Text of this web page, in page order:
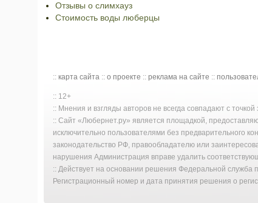
Отзывы о слимхауз
Стоимость воды люберцы
:: карта сайта :: о проекте :: реклама на сайте ::
:: 12+
:: Мнения и взгляды авторов не всегда совпадают с
:: Сайт «Любернет.ру» является площадкой,
исключительно пользователями без предварительного
законодательство РФ, правообладателю или
нарушения Администрация вправе удалить
:: Действует на основании решения Федеральной служба
Регистрационный номер и дата принятия решения о